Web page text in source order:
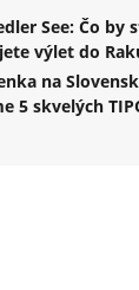
See: Čo by
výlet do
na
5 skvelých